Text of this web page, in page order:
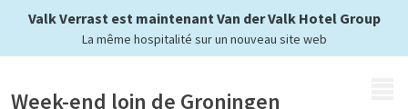
Valk Verrast est maintenant Van der Valk Hotel Group
La même hospitalité sur un nouveau site web
au-dessus de Groningen
Week-end loin de Groningen